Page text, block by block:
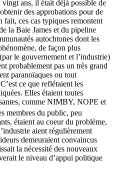
ans, il était déjà possible de
des approbations pour de
fait, ces cas typiques remontent
la Baie James et du pipeline
autochtones dont les
de façon plus
le gouvernement et l’industrie)
probablement pas un très grand
paranoïaques ou tout
ce que reflétaient les
Elles étaient toutes
comme NIMBY, NOPE et
membres du public, peu
étaient au coeur du problème,
aient régulièrement
demeuraient convaincus
la nécessité des nouveaux
le niveau d’appui politique